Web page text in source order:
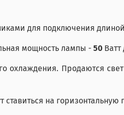
для подключения длиной
мощность лампы - 50
охлаждения. Продаются
на горизонтальную